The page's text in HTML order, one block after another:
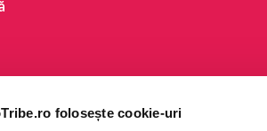
folosește cookie-uri